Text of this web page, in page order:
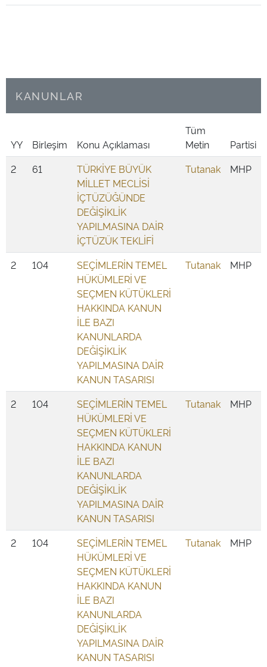
KANUNLAR
YY Birleşim Konu Açıklaması
Tüm
Metin
Partisi
2
61
TÜRKİYE BÜYÜK
MİLLET MECLİSİ
İÇTÜZÜĞÜNDE
DEĞİŞİKLİK
YAPILMASINA DAİR
İÇTÜZÜK TEKLİFİ
Tutanak MHP
2 104
SEÇİMLERİN TEMEL
HÜKÜMLERİ VE
SEÇMEN KÜTÜKLERİ
HAKKINDA KANUN
İLE BAZI
KANUNLARDA
DEĞİŞİKLİK
YAPILMASINA DAİR
KANUN TASARISI
Tutanak MHP
2 104
SEÇİMLERİN TEMEL
HÜKÜMLERİ VE
SEÇMEN KÜTÜKLERİ
HAKKINDA KANUN
İLE BAZI
KANUNLARDA
DEĞİŞİKLİK
YAPILMASINA DAİR
KANUN TASARISI
Tutanak MHP
2 104
SEÇİMLERİN TEMEL
HÜKÜMLERİ VE
SEÇMEN KÜTÜKLERİ
HAKKINDA KANUN
İLE BAZI
KANUNLARDA
DEĞİŞİKLİK
YAPILMASINA DAİR
KANUN TASARISI
Tutanak MHP